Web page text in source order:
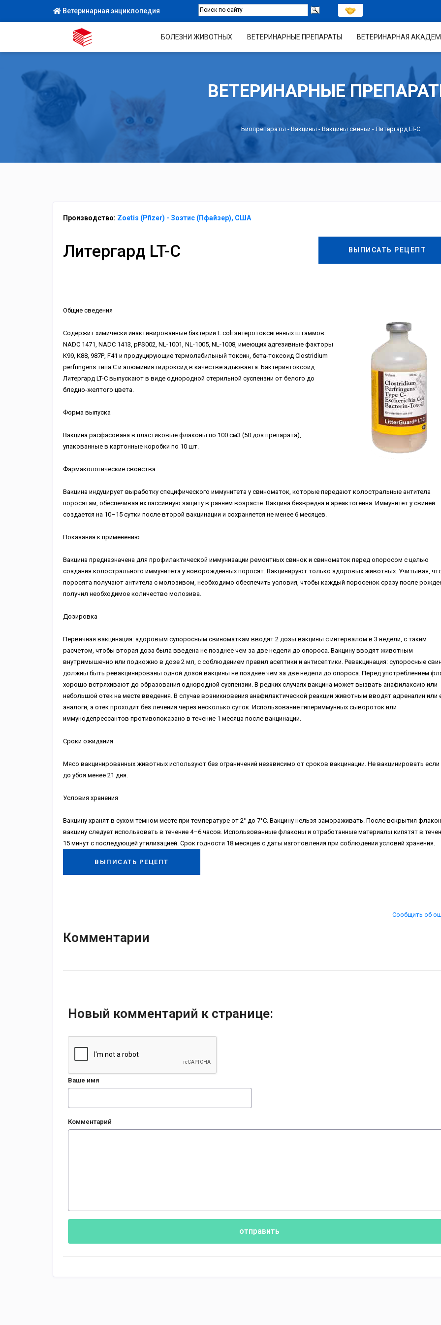
Ветеринарная энциклопедия
БОЛЕЗНИ ЖИВОТНЫХ ВЕТЕРИНАРНЫЕ ПРЕПАРАТЫ ВЕТЕРИНАРНАЯ
ВЕТЕРИНАРНЫЕ
Биопрепараты - Вакцины - Вакцины свиньи - Литергард LT-С
Производство: Zoetis (Pfizer) - Зоэтис (Пфайзер), США
ВЫПИСАТЬ РЕЦЕПТ
Литергард LT-С
Общие сведения
Cодержит химически инактивированные бактерии E.coli энтеротоксигенных штаммов:
NADC 1471, NADC 1413, pPS002, NL-1001, NL-1005, NL-1008, имеющих адгезивные факторы
К99, К88, 987Р, F41 и продуцирующие термолабильный токсин, бета-токсоид Clostridium
perfringens типа С и алюминия гидроксид в качестве адъюванта. Бактеринтоксоид
Литергард LT-C выпускают в виде однородной стерильной суспензии от белого до
бледно-желтого цвета.
Форма выпуска
Вакцина расфасована в пластиковые флаконы по 100 см3 (50 доз препарата),
упакованные в картонные коробки по 10 шт.
Фармакологические свойства
Вакцина индуцирует выработку специфического иммунитета у свиноматок, которые передают колостральные антитела
поросятам, обеспечивая их пассивную защиту в раннем возрасте. Вакцина безвредна и ареактогенна. Иммунитет у свиней
создается на 10–15 сутки после второй вакцинации и сохраняется не менее 6 месяцев.
Показания к применению
Вакцина предназначена для профилактической иммунизации ремонтных свинок и свиноматок перед опоросом с целью
создания колострального иммунитета у новорожденных поросят. Вакцинируют только здоровых животных. Учитывая,
поросята получают антитела с молозивом, необходимо обеспечить условия, чтобы каждый поросенок сразу после
получил необходимое количество молозива.
Дозировка
Первичная вакцинация: здоровым супоросным свиноматкам вводят 2 дозы вакцины с интервалом в 3 недели, с таким
расчетом, чтобы вторая доза была введена не позднее чем за две недели до опороса. Вакцину вводят животным
внутримышечно или подкожно в дозе 2 мл, с соблюдением правил асептики и антисептики. Ревакцинация: супоросные
должны быть ревакцинированы одной дозой вакцины не позднее чем за две недели до опороса. Перед употреблением
хорошо встряхивают до образования однородной суспензии. В редких случаях вакцина может вызвать анафилаксию или
небольшой отек на месте введения. В случае возникновения анафилактической реакции животным вводят адреналин или
аналоги, а отек проходит без лечения через несколько суток. Использование гипериммунных сывороток или
иммунодепрессантов противопоказано в течение 1 месяца после вакцинации.
Сроки ожидания
Мясо вакцинированных животных используют без ограничений независимо от сроков вакцинации. Не вакцинировать если
до убоя менее 21 дня.
Условия хранения
Вакцину хранят в сухом темном месте при температуре от 2° до 7°С. Вакцину нельзя замораживать. После вскрытия
вакцину следует использовать в течение 4–6 часов. Использованные флаконы и отработанные материалы кипятят в
15 минут с последующей утилизацией. Срок годности 18 месяцев с даты изготовления при соблюдении условий хранения.
ВЫПИСАТЬ РЕЦЕПТ
Сообщить об
Комментарии
Новый комментарий к странице:
Ваше имя
Комментарий
отправить